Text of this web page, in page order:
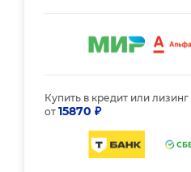
Купить в кредит или лизинг
от 15870 ₽